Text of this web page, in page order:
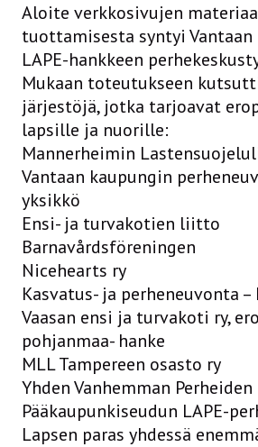
Aloite verkkosivujen
tuottamisesta syntyi Vantaan
LAPE-hankkeen
Mukaan toteutukseen
järjestöjä, jotka tarjoavat
lapsille ja nuorille:
Mannerheimin
Vantaan kaupungin
yksikkö
Ensi- ja turvakotien liitto
Barnavårdsföreningen
Nicehearts ry
Kasvatus- ja perheneuvonta –
Vaasan ensi ja turvakoti ry,
pohjanmaa- hanke
MLL Tampereen osasto ry
Yhden Vanhemman
Pääkaupunkiseudun LAPE-
Lapsen paras yhdessä